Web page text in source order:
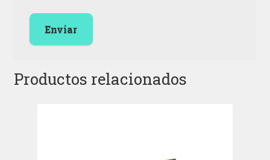
Productos relacionados